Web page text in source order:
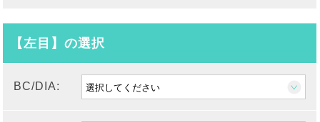
【左目】の選択
BC/DIA: